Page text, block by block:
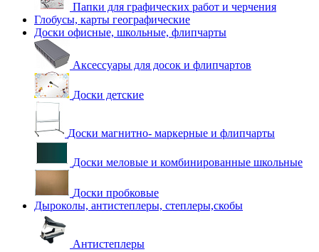
Папки для графических работ и черчения
Глобусы, карты географические
Доски офисные, школьные, флипчарты
Аксессуары для досок и флипчартов
Доски детские
Доски магнитно- маркерные и флипчарты
Доски меловые и комбинированные школьные
Доски пробковые
Дыроколы, антистеплеры, степлеры,скобы
Антистеплеры